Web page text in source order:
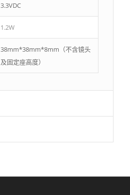
3.3VDC
1.2W
38mm*38mm*8mm（不含镜头
及固定座高度）